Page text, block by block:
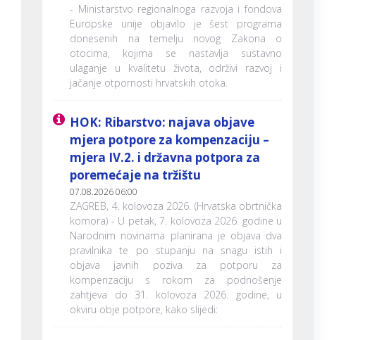
- Ministarstvo regionalnoga razvoja i fondova
Europske unije objavilo je šest programa
donesenih na temelju novog Zakona o
otocima, kojima se nastavlja sustavno
ulaganje u kvalitetu života, održivi razvoj i
jačanje otpornosti hrvatskih otoka.
HOK: Ribarstvo: najava objave
mjera potpore za kompenzaciju –
mjera IV.2. i državna potpora za
poremećaje na tržištu
07.08.2026 06:00
ZAGREB, 4. kolovoza 2026. (Hrvatska obrtnička
komora) - U petak, 7. kolovoza 2026. godine u
Narodnim novinama planirana je objava dva
pravilnika te po stupanju na snagu istih i
objava javnih poziva za potporu za
kompenzaciju s rokom za podnošenje
zahtjeva do 31. kolovoza 2026. godine, u
okviru obje potpore, kako slijedi: